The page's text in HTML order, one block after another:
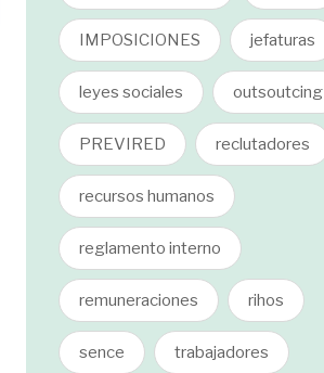
IMPOSICIONES jefaturas
leyes sociales outsoutcing
PREVIRED reclutadores
recursos humanos
reglamento interno
remuneraciones rihos
sence trabajadores